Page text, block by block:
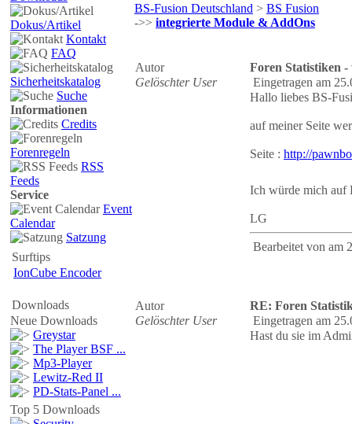
Dokus/Artikel
Kontakt
FAQ
Sicherheitskatalog
Suche
Informationen
Credits
Forenregeln
RSS
Feeds
Service
Event
Calendar
Satzung
Surftips
IonCube Encoder
Downloads
Neue Downloads
Greystar
The Player BSF ...
Mp3-Player
Lewitz-Red II
PD-Stats-Panel ...
Top 5 Downloads
BS-Fusion Deutschland > BS Fusion
->> integrierte Module & AddOns
Autor
Foren Statistiken -
Gelöschter User
Eingetragen am
Hallo liebes BS-
auf meiner Seite
Seite : http://
Ich würde mich
LG
Bearbeitet von am
Autor
RE: Foren
Gelöschter User
Eingetragen am
Hast du sie im